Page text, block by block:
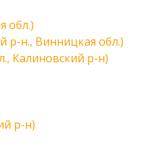
обл.)
р-н., Винницкая обл.)
Калиновский р-н)
р-н)